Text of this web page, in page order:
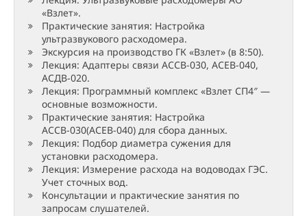
«Взлет».
Практические занятия: Настройка
ультразвукового расходомера.
Экскурсия на производство ГК «Взлет» (в 8:50).
Лекция: Адаптеры связи АССВ-030, АСЕВ-040,
АСДВ-020.
Лекция: Программный комплекс «Взлет СП4″ —
основные возможности.
Практические занятия: Настройка
АССВ-030(АСЕВ-040) для сбора данных.
Лекция: Подбор диаметра сужения для
установки расходомера.
Лекция: Измерение расхода на водоводах ГЭС.
Учет сточных вод.
Консультации и практические занятия по
запросам слушателей.